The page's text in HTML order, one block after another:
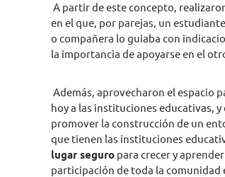
A partir de este concepto,
en el que, por parejas, un
o compañera lo guiaba con
la importancia de apoyarse en el
Además, aprovecharon el espacio
hoy a las instituciones educativas,
promover la construcción de un
que tienen las instituciones
lugar seguro para crecer y
participación de toda la